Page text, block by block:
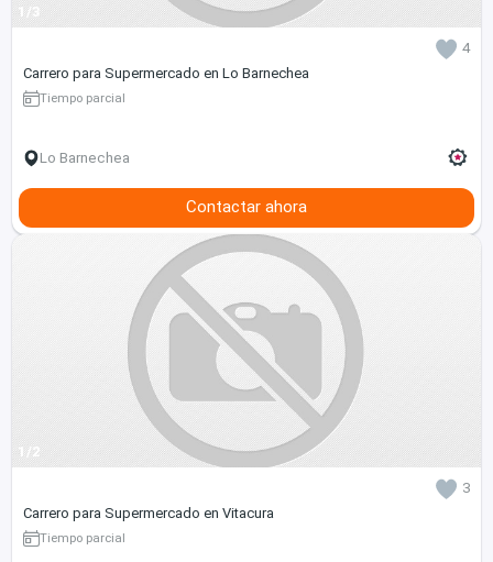
1/3
4
Carrero para Supermercado en Lo Barnechea
Tiempo parcial
Lo Barnechea
Contactar ahora
1/2
3
Carrero para Supermercado en Vitacura
Tiempo parcial